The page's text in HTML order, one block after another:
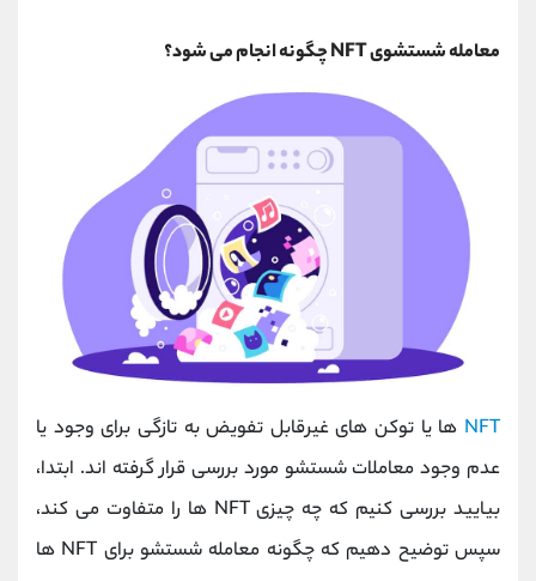
معامله شستشوی NFT چگونه انجام می شود؟
NFT ها یا توکن های غیرقابل تفویض به تازگی برای وجود یا
عدم وجود معاملات شستشو مورد بررسی قرار گرفته اند. ابتدا،
بیایید بررسی کنیم که چه چیزی NFT ها را متفاوت می کند،
سپس توضیح دهیم که چگونه معامله شستشو برای NFT ها